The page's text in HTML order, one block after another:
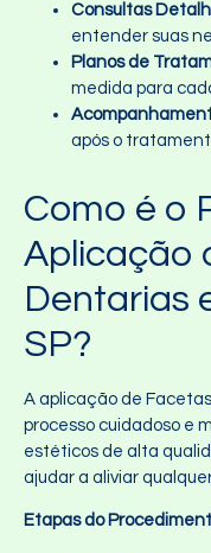
Consultas
entender suas
Planos de
medida para
após o
Como é o
Aplicação
Dentarias
SP?
A aplicação de
processo cuidadoso e
estéticos de alta
ajudar a aliviar
Etapas do